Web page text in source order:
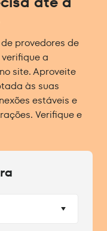
provedores de
a
site. Aproveite
às suas
estáveis e
Verifique e